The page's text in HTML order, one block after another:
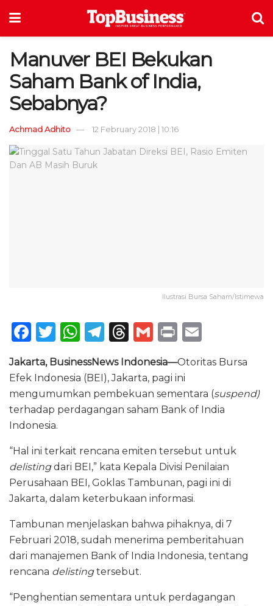
Manuver BEI Bekukan
Saham Bank of India,
Sebabnya?
Achmad Adhito 12 February 2018 | 10:16
Ilustrasi Bursa Saham/Istimewa
F
c
e
b
o
o
k
T
w
it
te
r
W
a
ts
A
p
T
e
g
ra
T
h
re
a
d
G
m
ai
l
P
n
t
ai
l
Jakarta, BusinessNews Indonesia—Otoritas Bursa
Efek Indonesia (BEI), Jakarta, pagi ini
mengumumkan pembekuan sementara (suspend)
terhadap perdagangan saham Bank of India
Indonesia.
“Hal ini terkait rencana emiten tersebut untuk
delistingdari BEI,” kata Kepala Divisi Penilaian
Perusahaan BEI, Goklas Tambunan, pagi ini di
Jakarta, dalam keterbukaan informasi.
Tambunan menjelaskan bahwa pihaknya, di 7
Februari 2018, sudah menerima pemberitahuan
dari manajemen Bank of India Indonesia, tentang
rencana delistingtersebut.
“Penghentian sementara untuk perdagangan